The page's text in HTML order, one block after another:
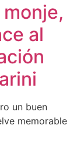
al
un buen
memorable